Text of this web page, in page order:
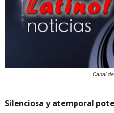
Canal
Silenciosa y atemporal